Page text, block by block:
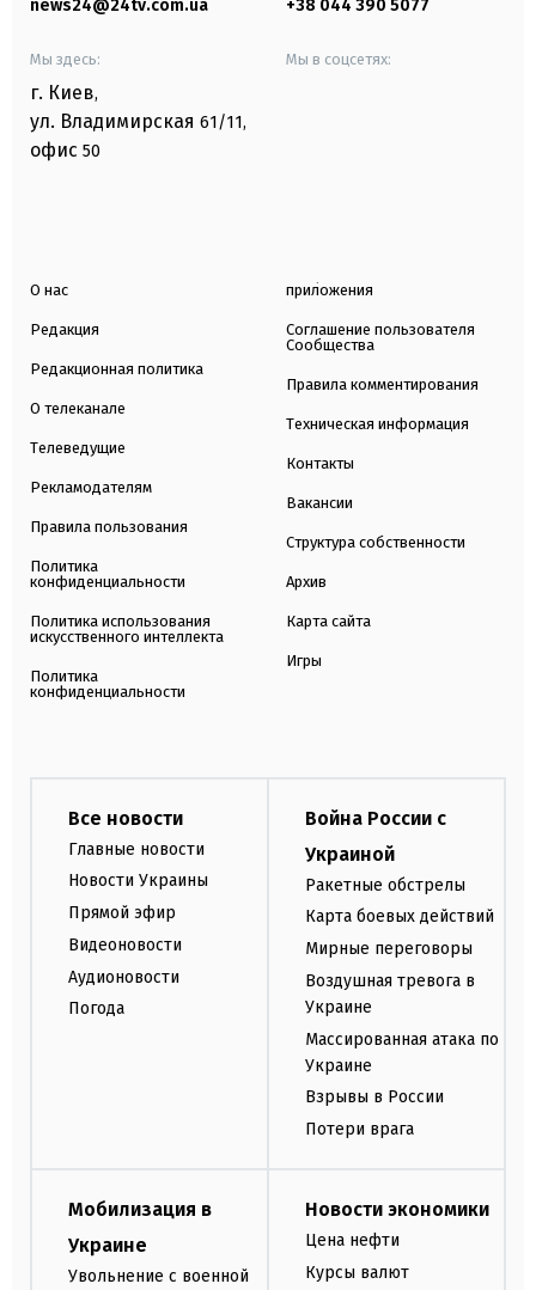
news24@24tv.com.ua +38 044 390 5077
Мы здесь:
г. Киев,
ул. Владимирская 61/11,
офис 50
Мы в соцсетях:
О нас
Редакция
Редакционная политика
О телеканале
Телеведущие
Рекламодателям
Правила пользования
Политика
конфиденциальности
Политика использования
искусственного интеллекта
Политика
конфиденциальности
приложения
Соглашение пользователя
Сообщества
Правила комментирования
Техническая информация
Контакты
Вакансии
Структура собственности
Архив
Карта сайта
Игры
Все новости
Главные новости
Новости Украины
Прямой эфир
Видеоновости
Аудионовости
Погода
Война России с
Украиной
Ракетные обстрелы
Карта боевых действий
Мирные переговоры
Воздушная тревога в
Украине
Массированная атака по
Украине
Взрывы в России
Потери врага
Мобилизация в
Украине
Увольнение с военной
Новости экономики
Цена нефти
Курсы валют